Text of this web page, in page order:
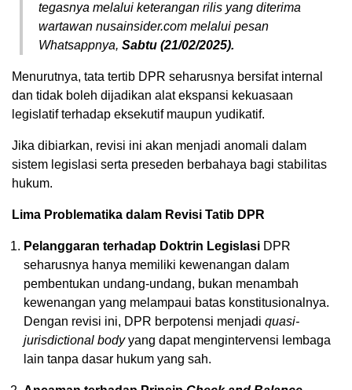
tegasnya melalui keterangan rilis yang diterima
wartawan nusainsider.com melalui pesan
Whatsappnya, Sabtu (21/02/2025).
Menurutnya, tata tertib DPR seharusnya bersifat internal
dan tidak boleh dijadikan alat ekspansi kekuasaan
legislatif terhadap eksekutif maupun yudikatif.
Jika dibiarkan, revisi ini akan menjadi anomali dalam
sistem legislasi serta preseden berbahaya bagi stabilitas
hukum.
Lima Problematika dalam Revisi Tatib DPR
Pelanggaran terhadap Doktrin Legislasi DPR
seharusnya hanya memiliki kewenangan dalam
pembentukan undang-undang, bukan menambah
kewenangan yang melampaui batas konstitusionalnya.
Dengan revisi ini, DPR berpotensi menjadi quasi-
jurisdictional bodyyang dapat mengintervensi lembaga
lain tanpa dasar hukum yang sah.